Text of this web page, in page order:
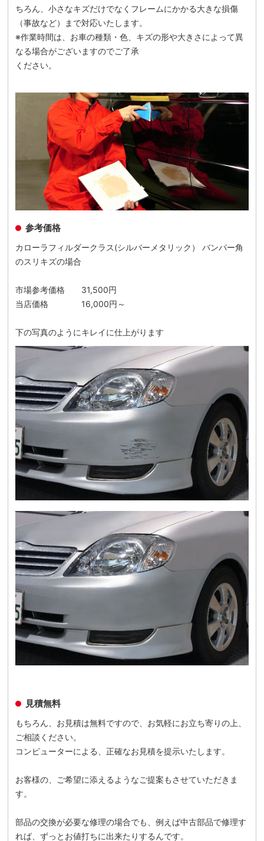
ちろん、小さなキズだけでなくフレームにかかる大きな損傷
（事故など）まで対応いたします。
※作業時間は、お車の種類・色、キズの形や大きさによって異
なる場合がございますのでご了承
ください。
参考価格
カローラフィルダークラス(シルバーメタリック） バンパー角
のスリキズの場合
市場参考価格 31,500円
当店価格 16,000円～
下の写真のようにキレイに仕上がります
見積無料
もちろん、お見積は無料ですので、お気軽にお立ち寄りの上、
ご相談ください。
コンピューターによる、正確なお見積を提示いたします。
お客様の、ご希望に添えるようなご提案もさせていただきま
す。
部品の交換が必要な修理の場合でも、例えば中古部品で修理す
れば、ずっとお値打ちに出来たりするんです。